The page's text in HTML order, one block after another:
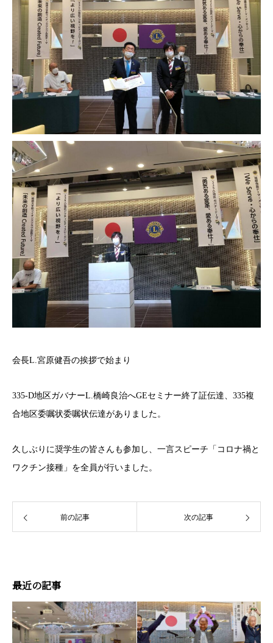
会長L.宮原健吾の挨拶で始まり
335-D地区ガバナーL.橋崎良治へGEセミナー終了証伝達、335複
合地区委嘱状委嘱状伝達がありました。
久しぶりに奨学生の皆さんも参加し、一言スピーチ「コロナ禍と
ワクチン接種」を全員が行いました。
前の記事 次の記事
最近の記事